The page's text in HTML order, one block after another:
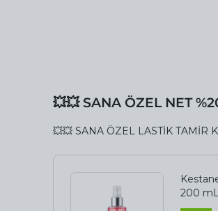
💥💥 SANA ÖZEL NET
💥💥 SANA ÖZEL LASTİK TAMİR
200